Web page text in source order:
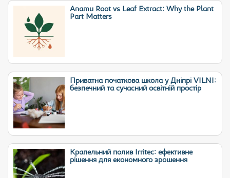
Anamu Root vs Leaf Extract: Why the Plant
Part Matters
Приватна початкова школа у Дніпрі VILNI:
безпечний та сучасний освітній простір
Крапельний полив Irritec: ефективне
рішення для економного зрошення